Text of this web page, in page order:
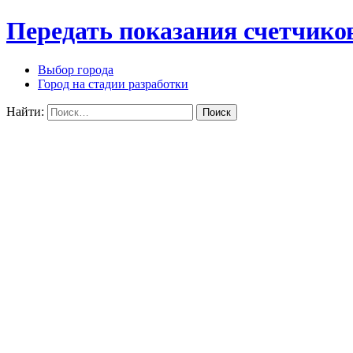
Передать показания
Выбор города
Город на стадии разработки
Найти: